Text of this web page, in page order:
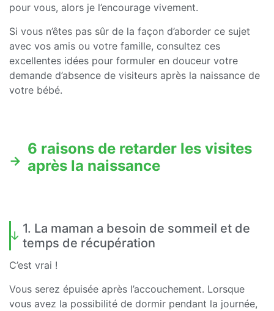
pour vous, alors je l’encourage vivement.
Si vous n’êtes pas sûr de la façon d’aborder ce sujet
avec vos amis ou votre famille, consultez ces
excellentes idées pour formuler en douceur votre
demande d’absence de visiteurs après la naissance de
votre bébé.
6 raisons de retarder les visites
après la naissance
1. La maman a besoin de sommeil et de
temps de récupération
C’est vrai !
Vous serez épuisée après l’accouchement. Lorsque
vous avez la possibilité de dormir pendant la journée,